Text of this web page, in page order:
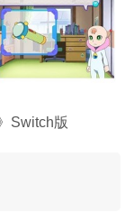
Switch版